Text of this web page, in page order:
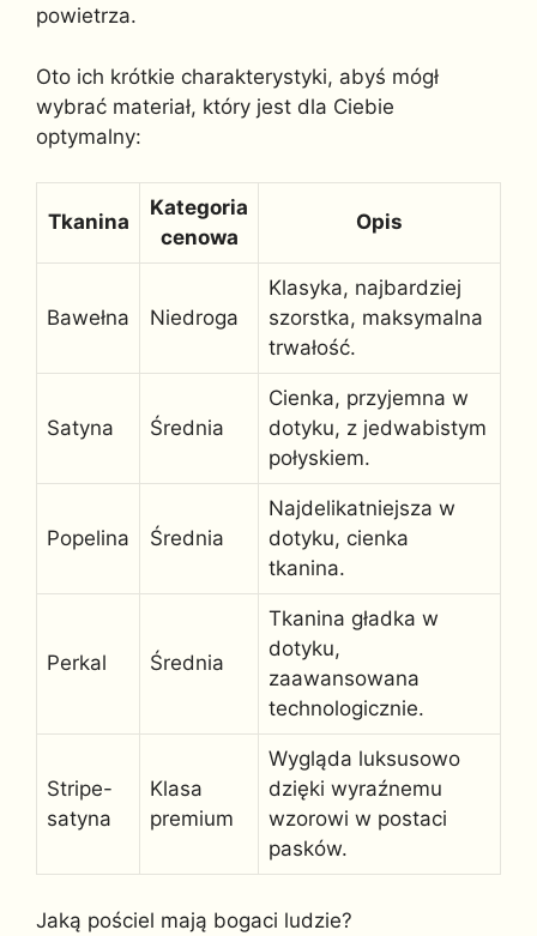
powietrza.
Oto ich krótkie charakterystyki, abyś mógł
wybrać materiał, który jest dla Ciebie
optymalny:
Tkanina
Kategoria
cenowa
Opis
Bawełna Niedroga
Klasyka, najbardziej
szorstka, maksymalna
trwałość.
Satyna Średnia
Cienka, przyjemna w
dotyku, z jedwabistym
połyskiem.
Popelina Średnia
Najdelikatniejsza w
dotyku, cienka
tkanina.
Perkal Średnia
Tkanina gładka w
dotyku,
zaawansowana
technologicznie.
Stripe-
satyna
Klasa
premium
Wygląda luksusowo
dzięki wyraźnemu
wzorowi w postaci
pasków.
Jaką pościel mają bogaci ludzie?